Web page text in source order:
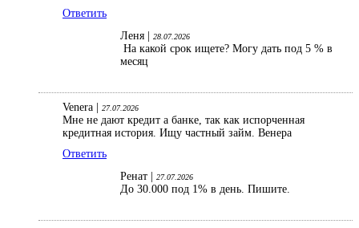
Ответить
Леня |
28.07.2026
На какой срок ищете? Могу дать под 5 % в
месяц
Venera | 27.07.2026
Мне не дают кредит а банке, так как испорченная
кредитная история. Ищу частный займ. Венера
Ответить
Ренат |
27.07.2026
До 30.000 под 1% в день. Пишите.